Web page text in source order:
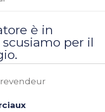
è in
per il